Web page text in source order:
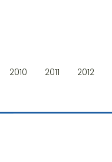
2010 2011 2012